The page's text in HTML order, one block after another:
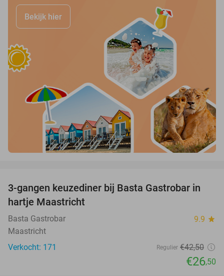
Bekijk hier
38%
3-gangen keuzediner bij Basta Gastrobar in
hartje Maastricht
Basta Gastrobar 9.9 star
Maastricht
Verkocht: 171
Regulier €42,50
€26,50